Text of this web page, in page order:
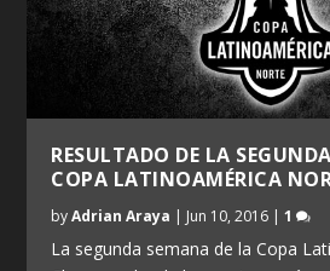
RESULTADO DE LA
COPA LATINOAMÉRICA
byAdrian Araya | Jun 10, 2016 |1
La segunda semana de la Copa